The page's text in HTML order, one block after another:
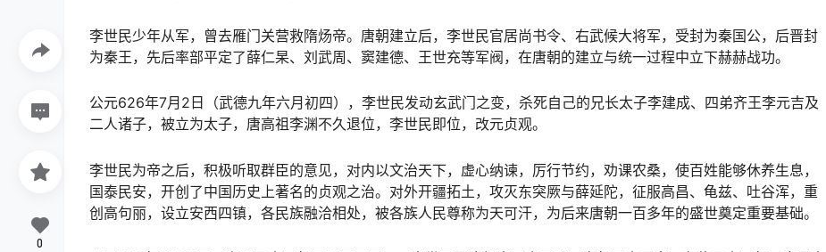
李世民少年从军，曾去雁门关营救隋炀帝。唐朝建立后，李世民官居尚书令、右武候大将军，受封为秦国公，后晋封
为秦王，先后率部平定了薛仁杲、刘武周、窦建德、王世充等军阀，在唐朝的建立与统一过程中立下赫赫战功。
公元626年7月2日（武德九年六月初四），李世民发动玄武门之变，杀死自己的兄长太子李建成、四弟齐王李元吉及
二人诸子，被立为太子，唐高祖李渊不久退位，李世民即位，改元贞观。
李世民为帝之后，积极听取群臣的意见，对内以文治天下，虚心纳谏，厉行节约，劝课农桑，使百姓能够休养生息，
国泰民安，开创了中国历史上著名的贞观之治。对外开疆拓土，攻灭东突厥与薛延陀，征服高昌、龟兹、吐谷浑，重
创高句丽，设立安西四镇，各民族融洽相处，被各族人民尊称为天可汗，为后来唐朝一百多年的盛世奠定重要基础。
0